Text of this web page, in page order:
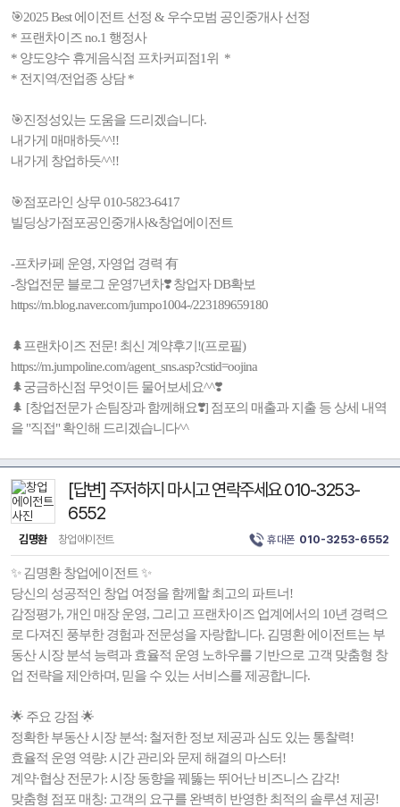
🎯2025 Best 에이전트 선정 & 우수모범 공인중개사 선정
* 프랜차이즈 no.1 행정사
* 양도양수 휴게음식점 프차커피점1위 *
* 전지역/전업종 상담 *
🎯진정성있는 도움을 드리겠습니다.
내가게 매매하듯^^!!
내가게 창업하듯^^!!
🎯점포라인 상무 010-5823-6417
빌딩상가점포공인중개사&창업에이전트
-프차카페 운영, 자영업 경력 有
-창업전문 블로그 운영7년차❣️ 창업자 DB확보
https://m.blog.naver.com/jumpo1004-/223189659180
🌲프랜차이즈 전문! 최신 계약후기!(프로필)
https://m.jumpoline.com/agent_sns.asp?cstid=oojina
🌲궁금하신점 무엇이든 물어보세요^^❣️
🌲 [창업전문가 손팀장과 함께해요❣️] 점포의 매출과 지출 등 상세 내역
을 "직접" 확인해 드리겠습니다^^
[답변] 주저하지 마시고 연락주세요 010-3253-
6552
김명환 창업에이전트 휴대폰 010-3253-6552
✨ 김명환 창업에이전트 ✨
당신의 성공적인 창업 여정을 함께할 최고의 파트너!
감정평가, 개인 매장 운영, 그리고 프랜차이즈 업계에서의 10년 경력으
로 다져진 풍부한 경험과 전문성을 자랑합니다. 김명환 에이전트는 부
동산 시장 분석 능력과 효율적 운영 노하우를 기반으로 고객 맞춤형 창
업 전략을 제안하며, 믿을 수 있는 서비스를 제공합니다.
🌟 주요 강점 🌟
정확한 부동산 시장 분석: 철저한 정보 제공과 심도 있는 통찰력!
효율적 운영 역량: 시간 관리와 문제 해결의 마스터!
계약·협상 전문가: 시장 동향을 꿰뚫는 뛰어난 비즈니스 감각!
맞춤형 점포 매칭: 고객의 요구를 완벽히 반영한 최적의 솔루션 제공!